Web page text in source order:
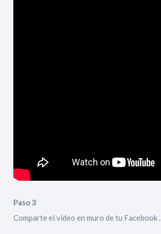
Paso 3
Comparte el video en muro de tu Facebook .